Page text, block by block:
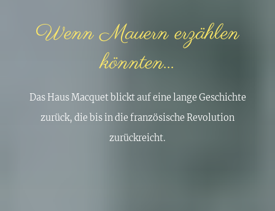
Wenn Mauern erzählen
könnten...
Das Haus Macquet blickt auf eine lange Geschichte
zurück, die bis in die französische Revolution
zurückreicht.